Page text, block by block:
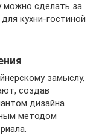
можно сделать за
кухни-гостиной
замыслу,
создав
дизайна
методом